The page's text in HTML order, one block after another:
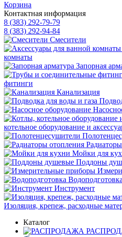
Корзина
Контактная информация
8 (383) 292-79-79
8 (383) 292-94-84
Смесители
комнаты
Запорная
фитинги
Канализация
котельное оборудование и
Мойки для
Поддоны
Водоподготовка
Инструмент
Изоляция, крепеж, расходные
Каталог